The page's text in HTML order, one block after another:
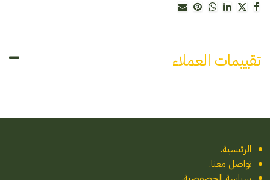
تقييمات العملاء
الرئيسية.
تواصل معنا.